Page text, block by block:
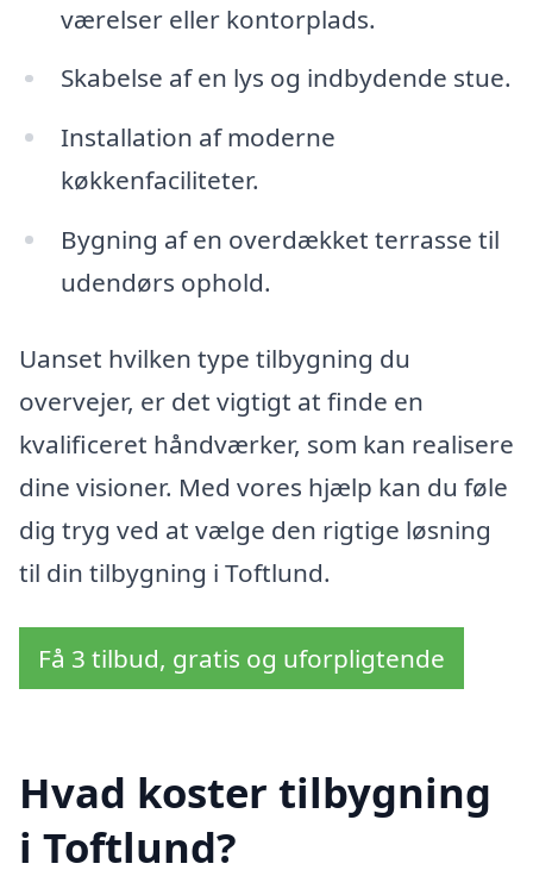
værelser eller kontorplads.
Skabelse af en lys og indbydende stue.
Installation af moderne
køkkenfaciliteter.
Bygning af en overdækket terrasse til
udendørs ophold.
Uanset hvilken type tilbygning du
overvejer, er det vigtigt at finde en
kvalificeret håndværker, som kan realisere
dine visioner. Med vores hjælp kan du føle
dig tryg ved at vælge den rigtige løsning
til din tilbygning i Toftlund.
Få 3 tilbud, gratis og uforpligtende
Hvad koster tilbygning
i Toftlund?